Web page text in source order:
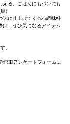
える。ごはんにもパンにも
）
味に仕上げてくれる調味料
は、ぜひ気になるアイテム
。
館IDアンケートフォームに